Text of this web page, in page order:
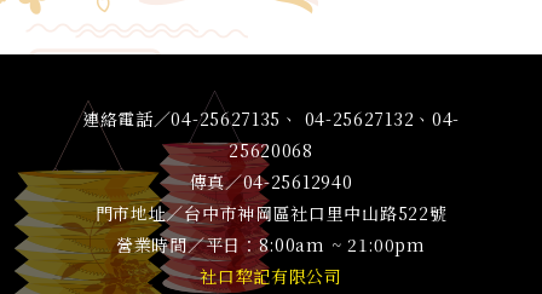
連絡電話／04-25627135、 04-25627132、04-
25620068
傳真／04-25612940
門市地址／台中市神岡區社口里中山路522號
營業時間／平日：8:00am ~ 21:00pm
社口犂記有限公司